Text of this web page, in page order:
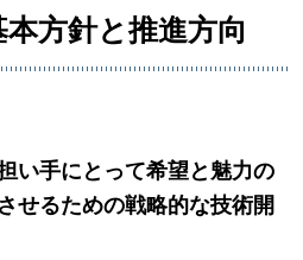
方針と推進方向
い手にとって希望と魅力の
せるための戦略的な技術開